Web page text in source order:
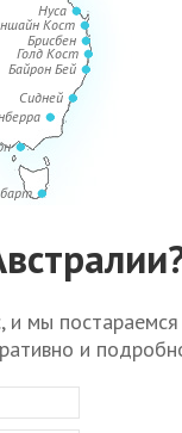
Сидней
Байрон Бей
Брисбен
Голд Кост
Кост
Нуса
и мы постараемся
и